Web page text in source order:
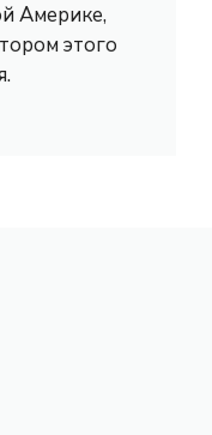
Америке,
этого